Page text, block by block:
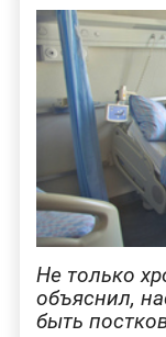
Не только
объяснил,
быть